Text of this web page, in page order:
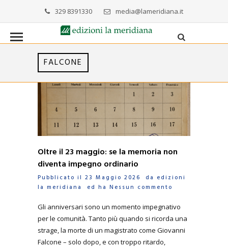
329 8391330 media@lameridiana.it
FALCONE
Oltre il 23 maggio: se la memoria non
diventa impegno ordinario
Pubblicato il 23 Maggio 2026 da edizioni
la meridiana
ed ha Nessun commento
Gli anniversari sono un momento impegnativo
per le comunità. Tanto più quando si ricorda una
strage, la morte di un magistrato come Giovanni
Falcone – solo dopo, e con troppo ritardo,